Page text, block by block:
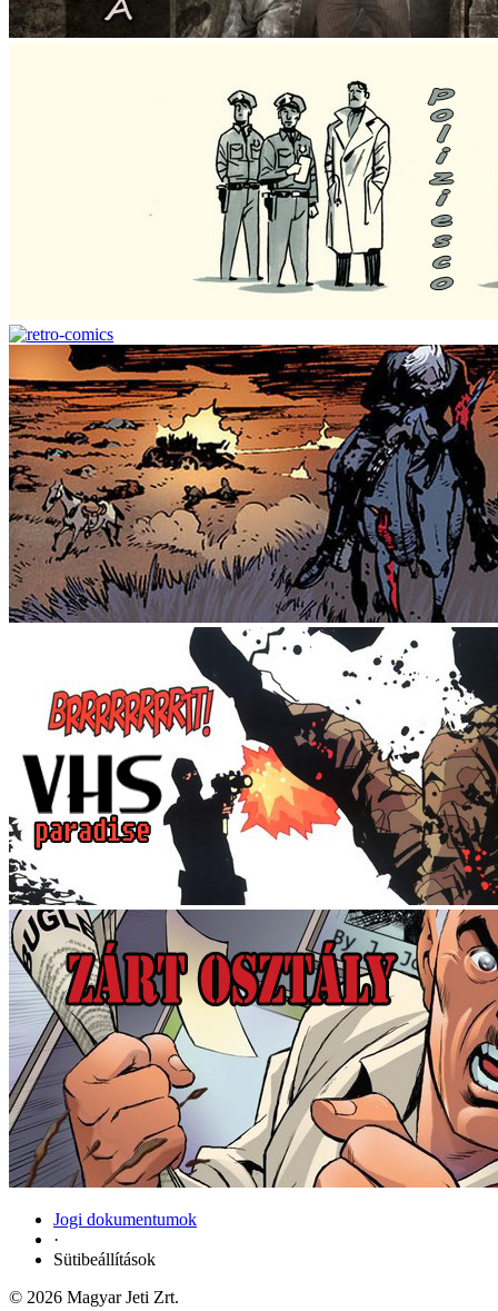
Jogi dokumentumok
·
Sütibeállítások
© 2026 Magyar Jeti Zrt.